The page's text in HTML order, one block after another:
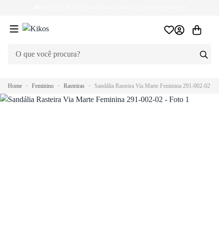
Home Feminino Rasteiras Sandália Rasteira Via Marte Feminina 291-002-02